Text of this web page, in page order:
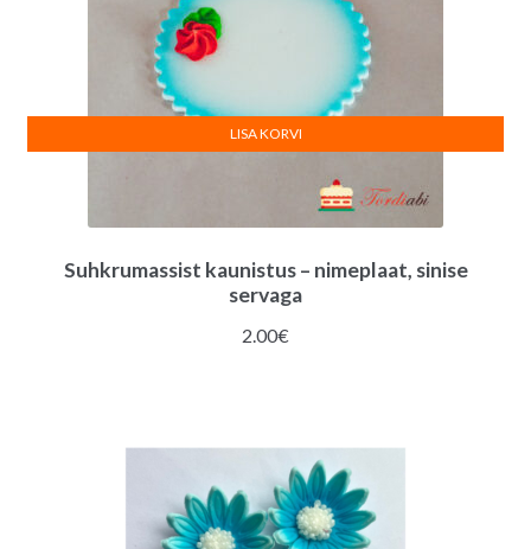
Suhkrumassist kaunistus – nimeplaat, sinise
servaga
2.00€
LISA KORVI